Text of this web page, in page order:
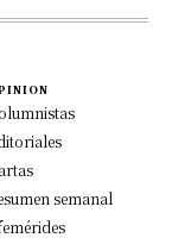
semanal